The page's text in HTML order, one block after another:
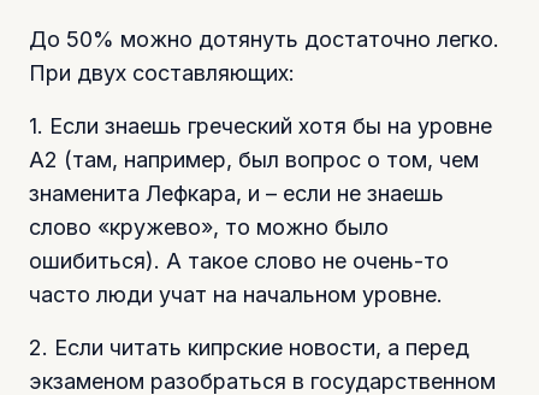
До 50% можно дотянуть достаточно легко.
При двух составляющих:
1. Если знаешь греческий хотя бы на уровне
А2 (там, например, был вопрос о том, чем
знаменита Лефкара, и – если не знаешь
слово «кружево», то можно было
ошибиться). А такое слово не очень-то
часто люди учат на начальном уровне.
2. Если читать кипрские новости, а перед
экзаменом разобраться в государственном